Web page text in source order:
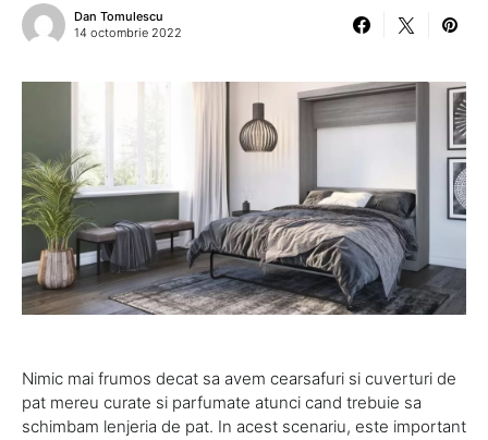
Dan Tomulescu
14 octombrie 2022
Nimic mai frumos decat sa avem cearsafuri si cuverturi de
pat mereu curate si parfumate atunci cand trebuie sa
schimbam lenjeria de pat. In acest scenariu, este important